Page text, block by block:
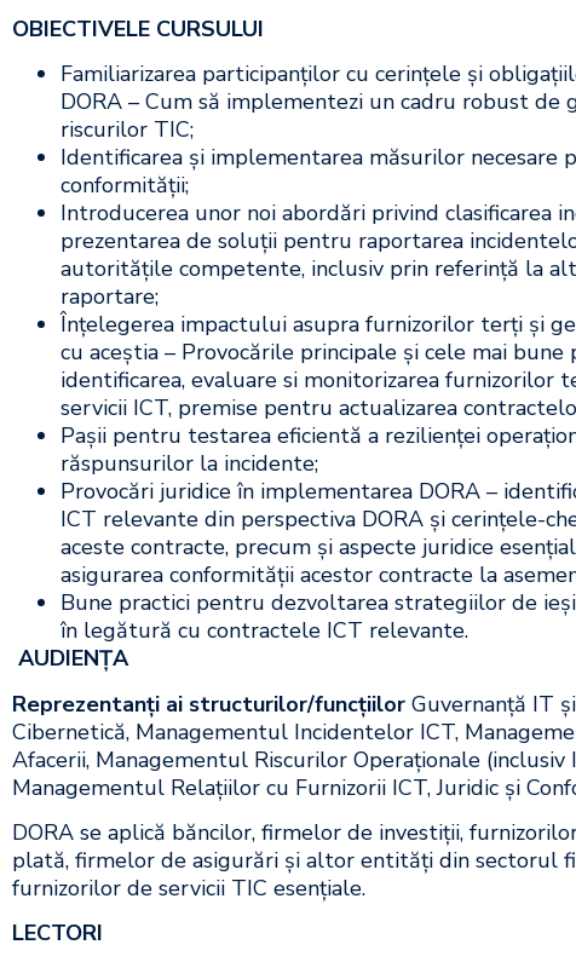
OBIECTIVELE CURSULUI
Familiarizarea participanților cu cerințele și
DORA – Cum să implementezi un cadru robust de
riscurilor TIC;
Identificarea și implementarea măsurilor necesare
conformității;
Introducerea unor noi abordări privind clasificarea
prezentarea de soluții pentru raportarea
autoritățile competente, inclusiv prin referință la
raportare;
Înțelegerea impactului asupra furnizorilor terți și
cu aceștia – Provocările principale și cele mai
identificarea, evaluare si monitorizarea furnizorilor
servicii ICT, premise pentru actualizarea
Pașii pentru testarea eficientă a rezilienței
răspunsurilor la incidente;
Provocări juridice în implementarea DORA –
ICT relevante din perspectiva DORA și cerințele-
aceste contracte, precum și aspecte juridice
asigurarea conformității acestor contracte la
Bune practici pentru dezvoltarea strategiilor de
în legătură cu contractele ICT relevante.
AUDIENŢA
Reprezentanți ai structurilor/funcțiilor Guvernanță IT
Cibernetică, Managementul Incidentelor ICT,
Afacerii, Managementul Riscurilor Operaționale
Managementul Relațiilor cu Furnizorii ICT, Juridic și
DORA se aplică băncilor, firmelor de investiții,
plată, firmelor de asigurări și altor entități din sectorul
furnizorilor de servicii TIC esențiale.
LECTORI